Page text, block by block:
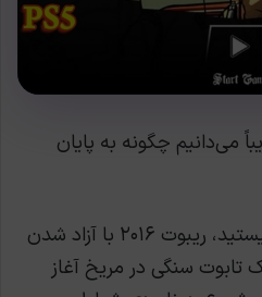
می‌دانیم چگونه به پایان
آشنا نیستید، ریبوت ۲۰۱۶ با آزاد شدن
سنگی در مریخ آغاز